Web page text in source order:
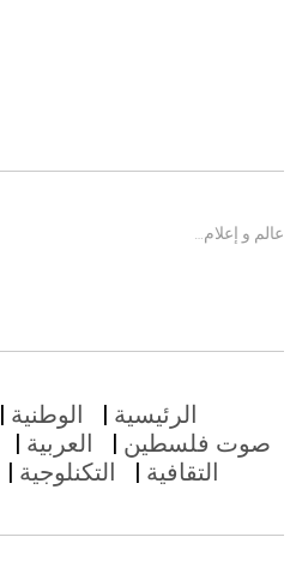
عالم و إعلام…
الرئيسية الوطنية
صوت فلسطين
العربية
التقافية
التكنلوجية